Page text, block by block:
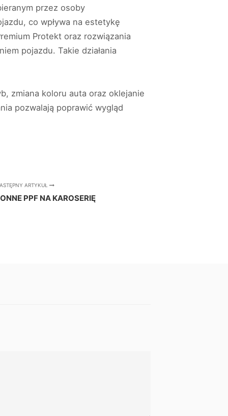
przez osoby
co wpływa na estetykę
Protekt oraz rozwiązania
pojazdu. Takie działania
zmiana koloru auta oraz oklejanie
pozwalają poprawić wygląd
ARTYKUŁ
PPF NA KAROSERIĘ